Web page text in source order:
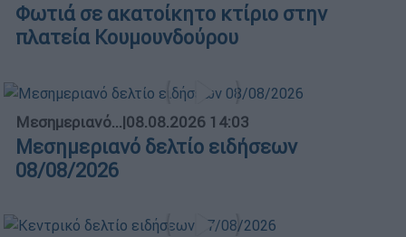
Φωτιά σε ακατοίκητο κτίριο στην
πλατεία Κουμουνδούρου
Μεσημεριανό...|08.08.2026 14:03
Μεσημεριανό δελτίο ειδήσεων
08/08/2026